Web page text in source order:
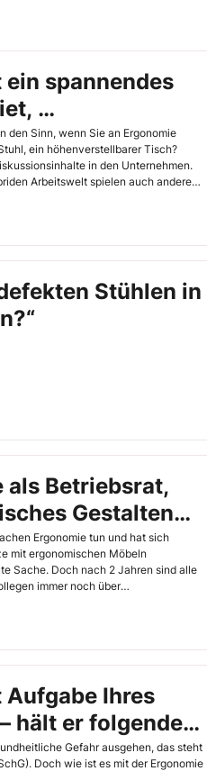
spannendes
den Sinn, wenn Sie an Ergonomie
ein höhenverstellbarer Tisch?
in den Unternehmen.
Arbeitswelt spielen auch andere
darauf ab, die Arbeitsbedingungen so
gesund und damit leistungsfähig
das Thema aus einem neuen
Stühlen in
als Betriebsrat,
Gestalten
Ergonomie tun und hat sich
mit ergonomischen Möbeln
Sache. Doch nach 2 Jahren sind alle
immer noch über
bezieht sich nicht auf
Arbeitsablauf. Erfahren Sie anhand
Ihre Kollegen besser machen können.
Ihres
hält er folgende
ein?
Gefahr ausgehen, das steht
Doch wie ist es mit der Ergonomie